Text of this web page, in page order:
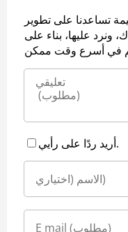
تساعدنا على تطوير
عليها، بناء على
أريد ردًا على رأيي.